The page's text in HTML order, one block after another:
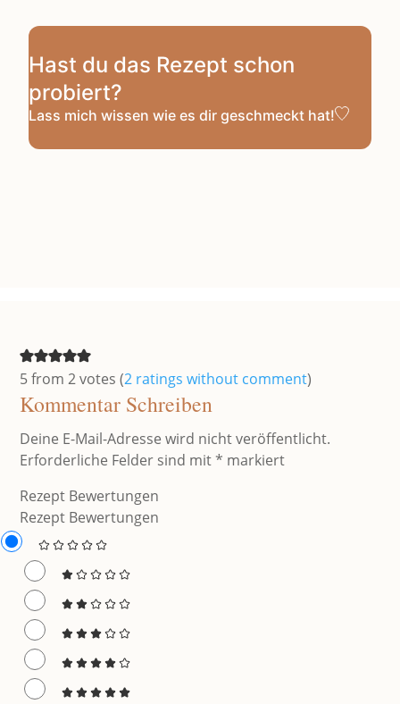
Hast du das Rezept schon
probiert?
Lass mich wissen wie es dir geschmeckt hat!
5 from 2 votes (2 ratings without comment)
Kommentar Schreiben
Deine E-Mail-Adresse wird nicht veröffentlicht.
Erforderliche Felder sind mit* markiert
Rezept Bewertungen
Rezept Bewertungen